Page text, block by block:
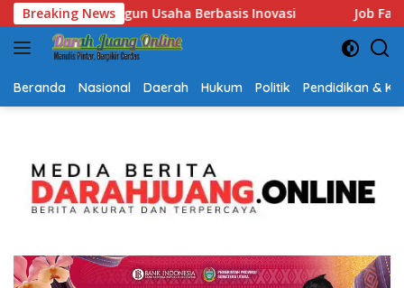
Langsung
ke
konten
Breaking News
Job Fair Kalsel 2026 Dibuka, Sediakan Hampir 2.000
Beranda Nasional Daerah Hukum Politik Pendidikan &